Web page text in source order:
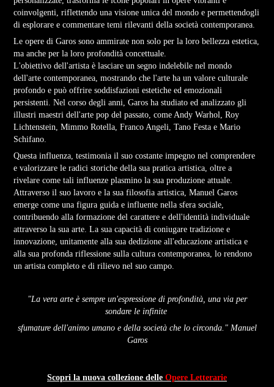
coinvolgenti, riflettendo una visione unica del mondo e permettendogli
di esplorare e commentare temi rilevanti della società contemporanea.
Le opere di Garos sono ammirate non solo per la loro bellezza estetica,
ma anche per la loro profondità concettuale.
L'obiettivo dell'artista è lasciare un segno indelebile nel mondo
dell'arte contemporanea, mostrando che l'arte ha un valore culturale
profondo e può offrire soddisfazioni estetiche ed emozionali
persistenti. Nel corso degli anni, Garos ha studiato ed analizzato gli
illustri maestri dell'arte pop del passato, come Andy Warhol, Roy
Lichtenstein, Mimmo Rotella, Franco Angeli, Tano Festa e Mario
Schifano.
Questa influenza, testimonia il suo costante impegno nel comprendere
e valorizzare le radici storiche della sua pratica artistica, oltre a
rivelare come tali influenze plasmino la sua produzione attuale.
Attraverso il suo lavoro e la sua filosofia artistica, Manuel Garos
emerge come una figura guida e influente nella sfera sociale,
contribuendo alla formazione del carattere e dell'identità individuale
attraverso la sua arte. La sua capacità di coniugare tradizione e
innovazione, unitamente alla sua dedizione all'educazione artistica e
alla sua profonda riflessione sulla cultura contemporanea, lo rendono
un artista completo e di rilievo nel suo campo.
"La vera arte è sempre un'espressione di profondità, una via per
sondare le infinite
sfumature dell'animo umano e della società che lo circonda." Manuel
Garos
Scopri la nuova collezione delle Opere Letterarie